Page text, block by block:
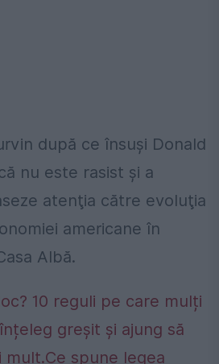
după ce însuşi Donald
nu este rasist şi a
atenţia către evoluţia
americane în
Albă.
10 reguli pe care mulți
greșit și ajung să
mult.Ce spune legea